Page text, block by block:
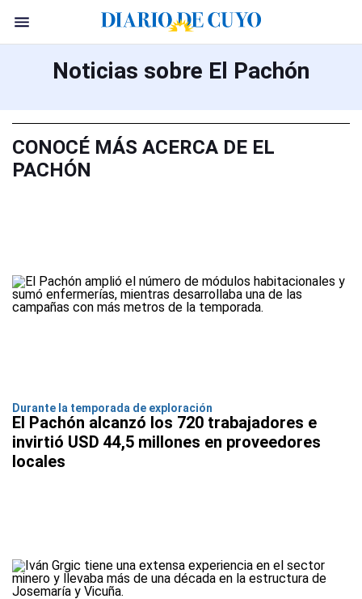
Noticias sobre El Pachón
CONOCÉ MÁS ACERCA DE EL
PACHÓN
Durante la temporada de exploración
El Pachón alcanzó los 720 trabajadores e
invirtió USD 44,5 millones en proveedores
locales